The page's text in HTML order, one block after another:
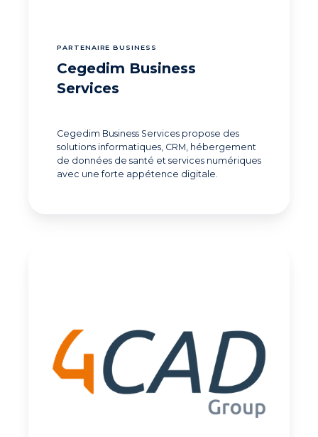
PARTENAIRE BUSINESS
Cegedim Business
Services
Cegedim Business Services propose des
solutions informatiques, CRM, hébergement
de données de santé et services numériques
avec une forte appétence digitale.